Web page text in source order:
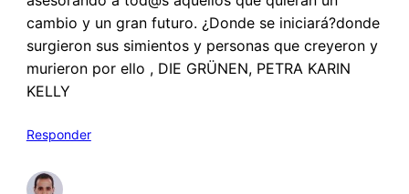
cambio y un gran futuro. ¿Donde se iniciará?donde
surgieron sus simientos y personas que creyeron y
murieron por ello , DIE GRÜNEN, PETRA KARIN
KELLY
Responder